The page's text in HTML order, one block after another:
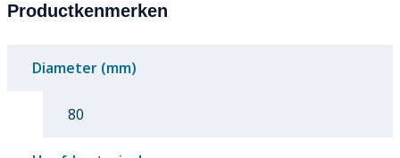
Productkenmerken
Diameter (mm)
80